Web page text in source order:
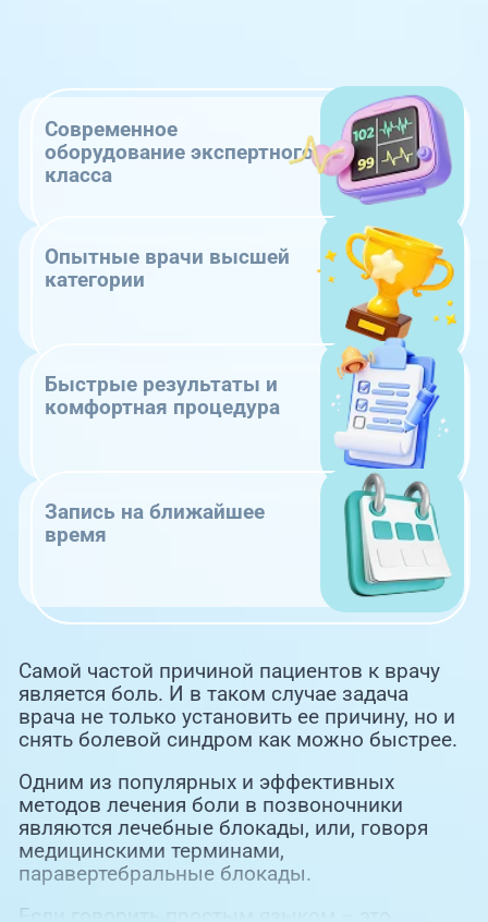
Современное
оборудование экспертного
класса
Опытные врачи высшей
категории
Быстрые результаты и
комфортная процедура
Запись на ближайшее
время
Самой частой причиной пациентов к врачу
является боль. И в таком случае задача
врача не только установить ее причину, но и
снять болевой синдром как можно быстрее.
Одним из популярных и эффективных
методов лечения боли в позвоночники
являются лечебные блокады, или, говоря
медицинскими терминами,
паравертебральные блокады.
Если говорить простым языком – это